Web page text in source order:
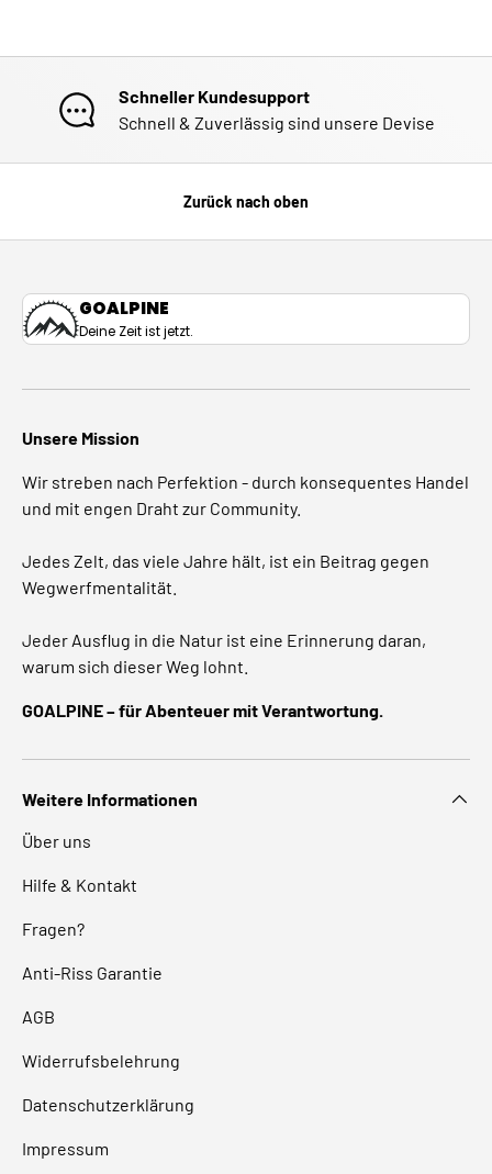
Schneller Kundesupport
Schnell & Zuverlässig sind unsere Devise
Zurück nach oben
GOALPINE
Deine Zeit ist jetzt.
Unsere Mission
Wir streben nach Perfektion - durch konsequentes Handel
und mit engen Draht zur Community.
Jedes Zelt, das viele Jahre hält, ist ein Beitrag gegen
Wegwerfmentalität.
Jeder Ausflug in die Natur ist eine Erinnerung daran,
warum sich dieser Weg lohnt.
GOALPINE – für Abenteuer mit Verantwortung.
Weitere Informationen
Über uns
Hilfe & Kontakt
Fragen?
Anti-Riss Garantie
AGB
Widerrufsbelehrung
Datenschutzerklärung
Impressum